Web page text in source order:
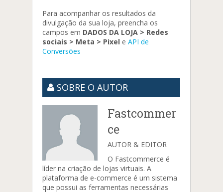
Para acompanhar os resultados da
divulgação da sua loja, preencha os
campos em DADOS DA LOJA > Redes
sociais > Meta > Pixel e API de
Conversões
SOBRE O AUTOR
Fastcommer
ce
AUTOR & EDITOR
O Fastcommerce é
líder na criação de lojas virtuais. A
plataforma de e-commerce é um sistema
que possui as ferramentas necessárias